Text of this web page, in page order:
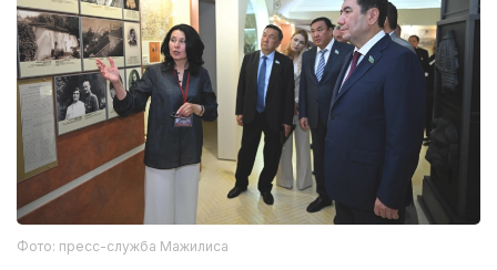
Фото: пресс-служба Мажилиса